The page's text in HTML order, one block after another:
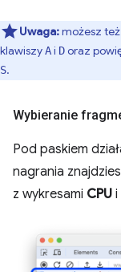
Uwaga:możesz
klawiszyAi Doraz
S.
Wybieranie
Pod paskiem
nagrania
z wykresami CPU i